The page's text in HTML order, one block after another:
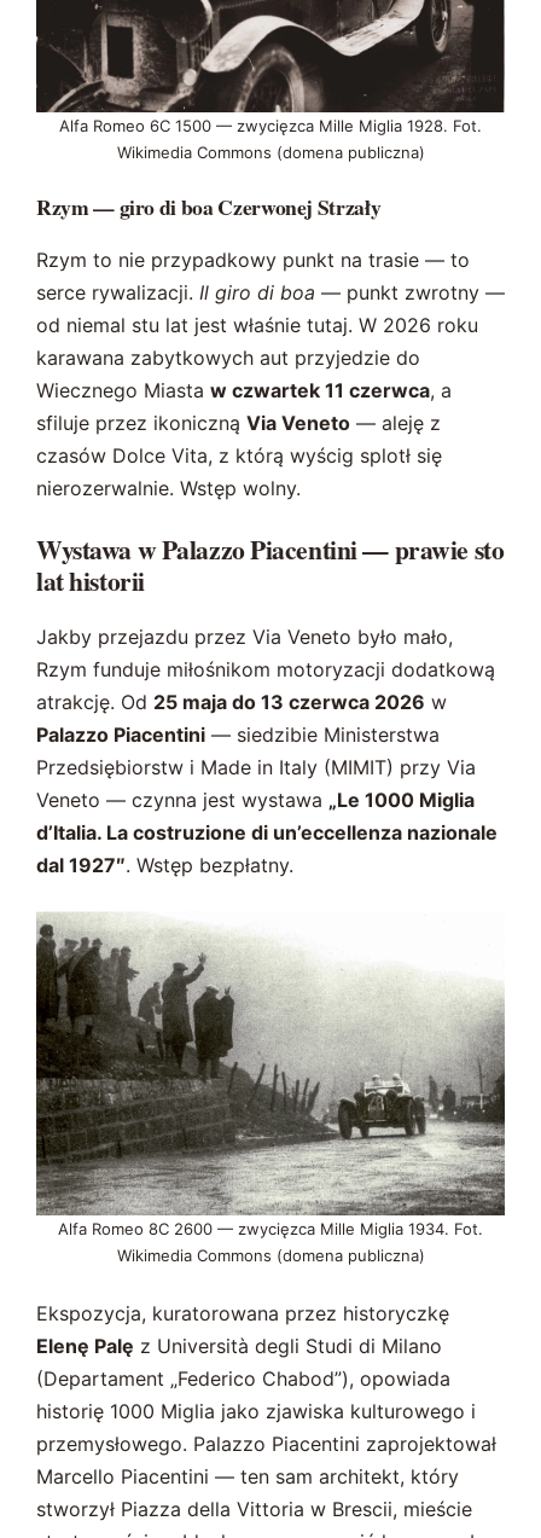
Alfa Romeo 6C 1500 — zwycięzca Mille Miglia 1928. Fot.
Wikimedia Commons (domena publiczna)
Rzym — giro di boa Czerwonej Strzały
Rzym to nie przypadkowy punkt na trasie — to
serce rywalizacji. Il giro di boa — punkt zwrotny —
od niemal stu lat jest właśnie tutaj. W 2026 roku
karawana zabytkowych aut przyjedzie do
Wiecznego Miasta w czwartek 11 czerwca, a
sfiluje przez ikoniczną Via Veneto — aleję z
czasów Dolce Vita, z którą wyścig splotł się
nierozerwalnie. Wstęp wolny.
Wystawa w Palazzo Piacentini — prawie sto
lat historii
Jakby przejazdu przez Via Veneto było mało,
Rzym funduje miłośnikom motoryzacji dodatkową
atrakcję. Od 25 maja do 13 czerwca 2026 w
Palazzo Piacentini — siedzibie Ministerstwa
Przedsiębiorstw i Made in Italy (MIMIT) przy Via
Veneto — czynna jest wystawa „Le 1000 Miglia
d’Italia. La costruzione di un’eccellenza nazionale
dal 1927″. Wstęp bezpłatny.
Alfa Romeo 8C 2600 — zwycięzca Mille Miglia 1934. Fot.
Wikimedia Commons (domena publiczna)
Ekspozycja, kuratorowana przez historyczkę
Elenę Palę z Università degli Studi di Milano
(Departament „Federico Chabod”), opowiada
historię 1000 Miglia jako zjawiska kulturowego i
przemysłowego. Palazzo Piacentini zaprojektował
Marcello Piacentini — ten sam architekt, który
stworzył Piazza della Vittoria w Brescii, mieście